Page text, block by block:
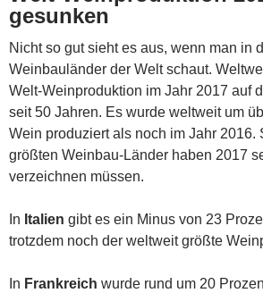
gesunken
Nicht so gut sieht es aus, wenn man in
Weinbauländer der Welt schaut.
Welt-Weinproduktion im Jahr 2017 auf
seit 50 Jahren. Es wurde weltweit um
Wein produziert als noch im Jahr 2016.
größten Weinbau-Länder haben 2017
verzeichnen müssen.
In Italien gibt es ein Minus von 23
trotzdem noch der weltweit größte
In Frankreich wurde rund um 20